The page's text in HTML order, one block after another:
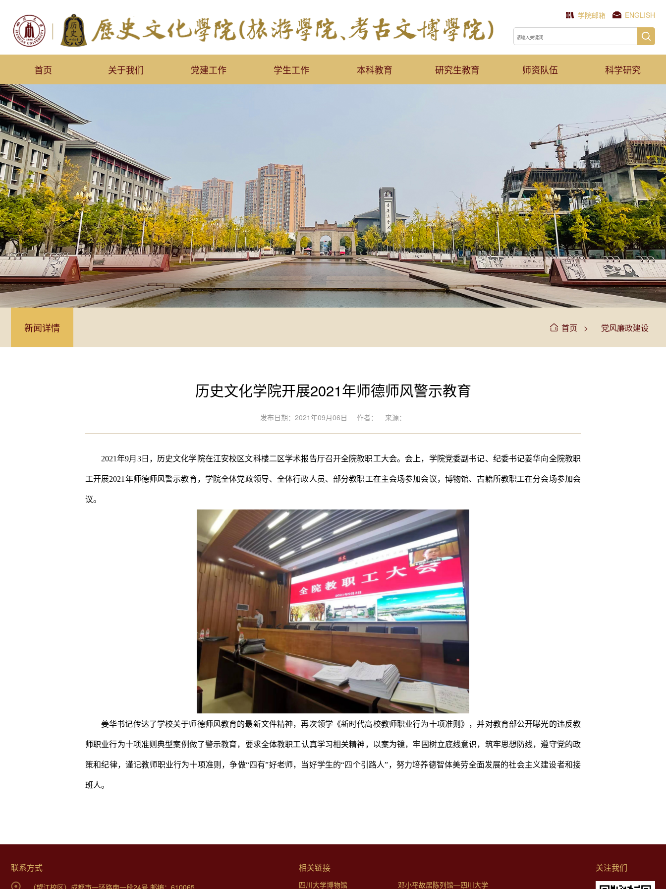
学院邮箱 ENGLISH
首页 关于我们 党建工作 学生工作 本科教育 研究生教育 师资队伍 科学研究
新闻详情 首页 > 党风廉政建设
历史文化学院开展2021年师德师风警示教育
发布日期：2021年09月06日 作者： 来源：
2021年9月3日，历史文化学院在江安校区文科楼二区学术报告厅召开全院教职工大会。会上，学院党委副书记、纪委书记姜华向全院教职
工开展2021年师德师风警示教育，学院全体党政领导、全体行政人员、部分教职工在主会场参加会议，博物馆、古籍所教职工在分会场参加会
议。
姜华书记传达了学校关于师德师风教育的最新文件精神，再次领学《新时代高校教师职业行为十项准则》，并对教育部公开曝光的违反教
师职业行为十项准则典型案例做了警示教育，要求全体教职工认真学习相关精神，以案为镜，牢固树立底线意识，筑牢思想防线，遵守党的政
策和纪律，谨记教师职业行为十项准则，争做“四有”好老师，当好学生的“四个引路人”，努力培养德智体美劳全面发展的社会主义建设者和接
班人。
联系方式
（望江校区）成都市一环路南一段24号 邮编：610065
相关链接
四川大学博物馆 邓小平故居陈列馆—四川大学
关注我们